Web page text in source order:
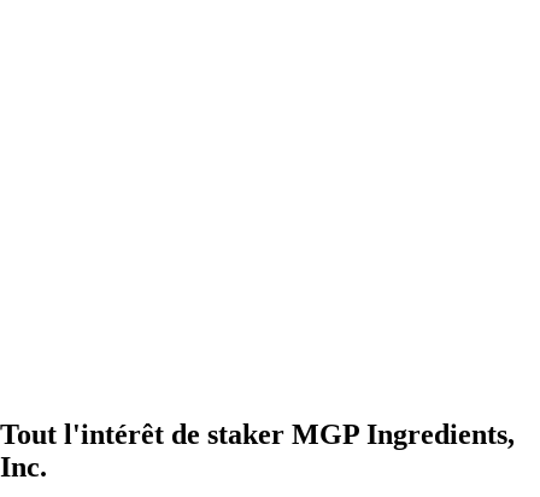
Tout l'intérêt de staker MGP Ingredients,
Inc.